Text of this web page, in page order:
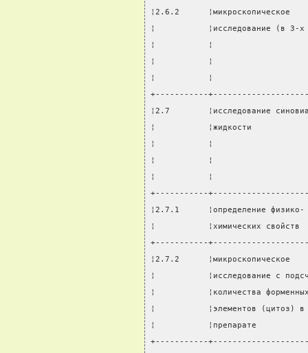
¦2.6.2
¦           ¦исследование (в
¦           ¦
¦           ¦
¦           ¦
+-----------
¦2.7        ¦исследование
¦           ¦жидкости
¦           ¦
¦           ¦
¦           ¦
+-----------
¦2.7.1      ¦определение
¦           ¦химических
+-----------
¦2.7.2
¦           ¦исследование с
¦           ¦количества
¦           ¦элементов
¦           ¦препарате
+-----------